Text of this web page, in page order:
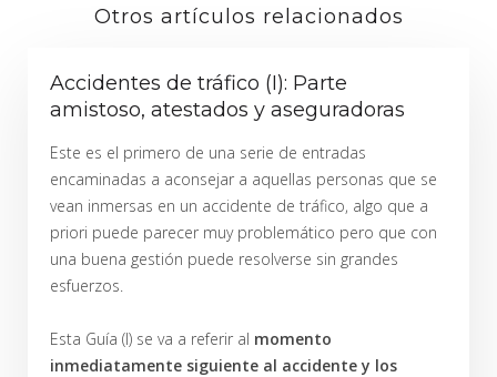
Otros artículos relacionados
Accidentes de tráfico (I): Parte
amistoso, atestados y aseguradoras
Este es el primero de una serie de entradas
encaminadas a aconsejar a aquellas personas que se
vean inmersas en un accidente de tráfico, algo que a
priori puede parecer muy problemático pero que con
una buena gestión puede resolverse sin grandes
esfuerzos.
Esta Guía (I) se va a referir al momento
inmediatamente siguiente al accidente y los